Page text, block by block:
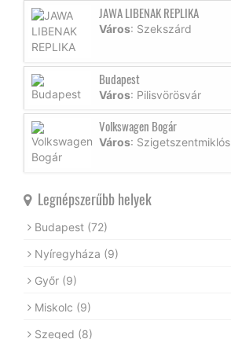
JAWA LIBENAK REPLIKA
Város: Szekszárd
Budapest
Város: Pilisvörösvár
Volkswagen Bogár
Város: Szigetszentmiklós
Legnépszerűbb helyek
Budapest (72)
Nyíregyháza (9)
Győr (9)
Miskolc (9)
Szeged (8)